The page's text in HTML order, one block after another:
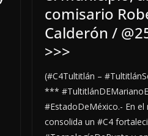
comisario
Calderón /
>>>
(#C4Tultitlán –
***
#EstadoDeMéxico.- En
consolida un #C4